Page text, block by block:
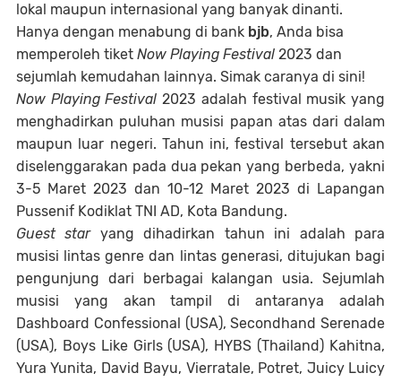
lokal maupun internasional yang banyak dinanti.
Hanya dengan menabung di bank bjb, Anda bisa
memperoleh tiket Now Playing Festival 2023 dan
sejumlah kemudahan lainnya. Simak caranya di sini!
Now Playing Festival2023 adalah festival musik yang
menghadirkan puluhan musisi papan atas dari dalam
maupun luar negeri. Tahun ini, festival tersebut akan
diselenggarakan pada dua pekan yang berbeda, yakni
3-5 Maret 2023 dan 10-12 Maret 2023 di Lapangan
Pussenif Kodiklat TNI AD, Kota Bandung.
Guest staryang dihadirkan tahun ini adalah para
musisi lintas genre dan lintas generasi, ditujukan bagi
pengunjung dari berbagai kalangan usia. Sejumlah
musisi yang akan tampil di antaranya adalah
Dashboard Confessional (USA), Secondhand Serenade
(USA), Boys Like Girls (USA), HYBS (Thailand) Kahitna,
Yura Yunita, David Bayu, Vierratale, Potret, Juicy Luicy